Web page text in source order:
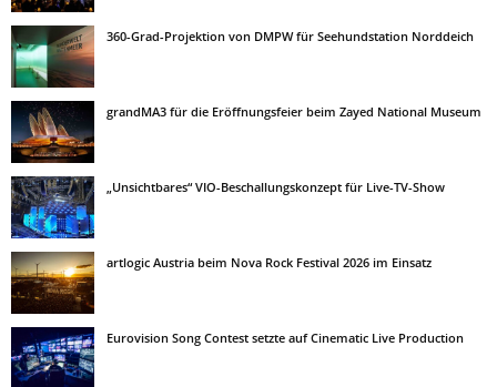
360-Grad-Projektion von DMPW für Seehundstation Norddeich
grandMA3 für die Eröffnungsfeier beim Zayed National Museum
„Unsichtbares“ VIO-Beschallungskonzept für Live-TV-Show
artlogic Austria beim Nova Rock Festival 2026 im Einsatz
Eurovision Song Contest setzte auf Cinematic Live Production